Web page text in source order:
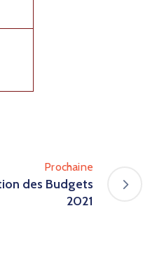
Prochaine
des Budgets
2021